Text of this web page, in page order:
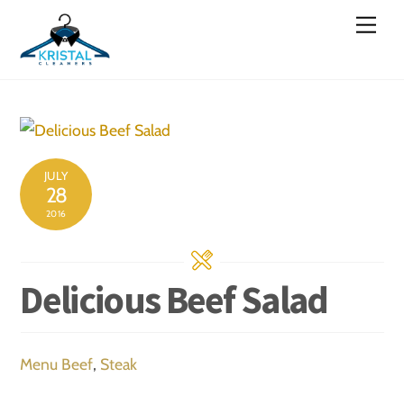
content
JULY
28
2016
Delicious Beef Salad
Menu Beef, Steak